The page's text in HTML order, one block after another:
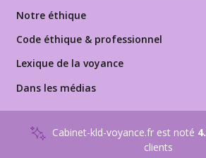
Notre éthique
Code éthique & professionnel
Lexique de la voyance
Dans les médias
Cabinet-kld-voyance.fr est noté
clients